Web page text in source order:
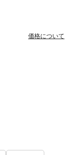
価格について